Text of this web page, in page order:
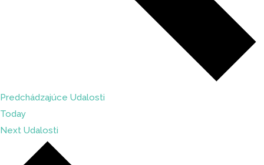
Predchádzajúce Udalosti
Today
Next Udalosti